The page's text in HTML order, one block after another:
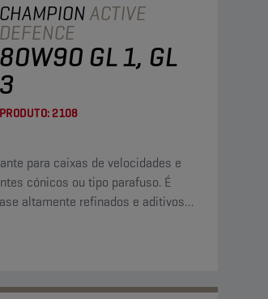
CHAMPIONACTIVE
DEFENCE
80W90 GL 1, GL
3
PRODUTO:2108
para caixas de velocidades e
cónicos ou tipo parafuso. É
altamente refinados e aditivos